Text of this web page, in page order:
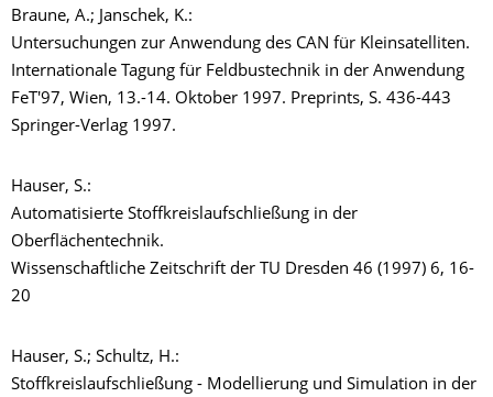
Braune, A.; Janschek, K.:
Untersuchungen zur Anwendung des CAN für Kleinsatelliten.
Internationale Tagung für Feldbustechnik in der Anwendung
FeT'97, Wien, 13.-14. Oktober 1997. Preprints, S. 436-443
Springer-Verlag 1997.
Hauser, S.:
Automatisierte Stoffkreislaufschließung in der
Oberflächentechnik.
Wissenschaftliche Zeitschrift der TU Dresden 46 (1997) 6, 16-
20
Hauser, S.; Schultz, H.:
Stoffkreislaufschließung - Modellierung und Simulation in der